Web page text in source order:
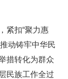
扣“聚力惠
动铸牢中华民
措转化为群众
民族工作全过